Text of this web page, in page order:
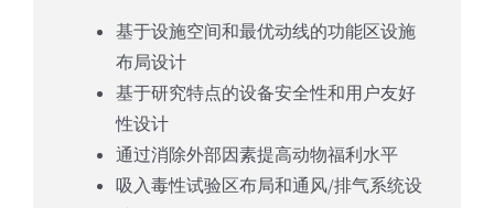
基于设施空间和最优动线的功能区设施
布局设计
基于研究特点的设备安全性和用户友好
性设计
通过消除外部因素提高动物福利水平
吸入毒性试验区布局和通风/排气系统设